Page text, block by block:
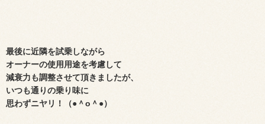
最後に近隣を試乗しながら
オーナーの使用用途を考慮して
減衰力も調整させて頂きましたが、
いつも通りの乗り味に
思わずニヤリ！（●＾o＾●）